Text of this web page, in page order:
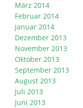
März 2014
Februar 2014
Januar 2014
Dezember 2013
November 2013
Oktober 2013
September 2013
August 2013
Juli 2013
Juni 2013